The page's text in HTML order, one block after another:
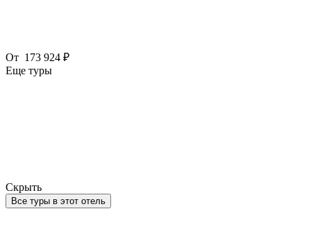
От 173 924 ₽
Еще туры
Скрыть
Все туры в этот отель